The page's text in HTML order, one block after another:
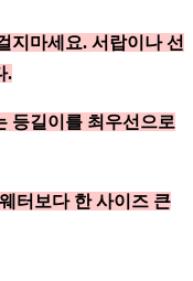
지마세요. 서랍이나 선
.
등길이를 최우선으로
터보다 한 사이즈 큰